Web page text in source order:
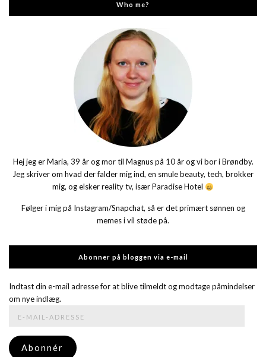
Who me?
Hej jeg er Maria, 39 år og mor til Magnus på 10 år og vi bor i Brøndby.
Jeg skriver om hvad der falder mig ind, en smule beauty, tech, brokker
mig, og elsker reality tv, især Paradise Hotel
Følger i mig på Instagram/Snapchat, så er det primært sønnen og
memes i vil støde på.
Abonner på bloggen via e-mail
Indtast din e-mail adresse for at blive tilmeldt og modtage påmindelser
om nye indlæg.
adresse
Abonnér